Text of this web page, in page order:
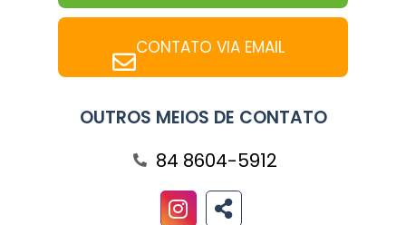
CONTATO VIA EMAIL
OUTROS MEIOS DE CONTATO
84 8604-5912